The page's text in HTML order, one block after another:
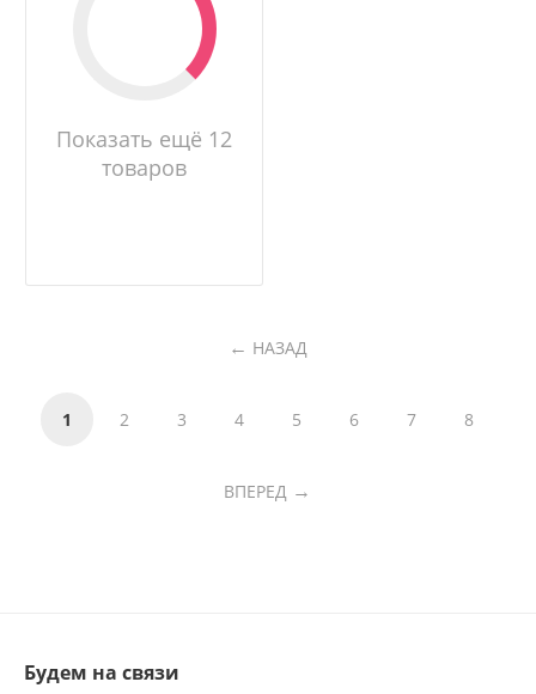
Показать ещё 12
товаров
НАЗАД
1 2 3 4 5 6 7 8
ВПЕРЕД
Будем на связи